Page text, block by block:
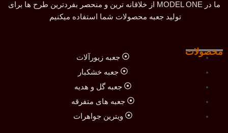
ما در MODEL ONE از خلاقانه ترین و منحصر بفردترین طرح ها برای
تولید جعبه محصولات شما استفاده میکنیم
محصولات
جعبه زیورآلات
جعبه خشکبار
جعبه گل و هدیه
جعبه های متفرقه
ویترین جواهرات